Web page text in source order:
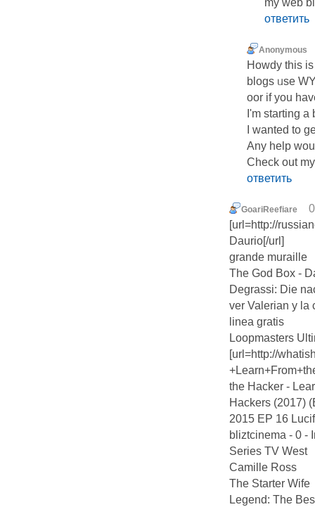
my web
ответить
Anonymous
Howdy this
blogs ᥙse
oor if you
I'm ѕtarting
I wanted to
Any help
Check out
ответить
GoariReefiare
[url=http://
Daurio[/url]
grande muraille
The God Box -
Degrassi: Die
ver Valerian y la
linea gratis
Loopmasters
[url=http://
the Hacker -
Hackers (2017)
2015 EP 16
bliztcinema - 0 -
Series TV West
Camille Ross
The Starter Wife
Legend: The